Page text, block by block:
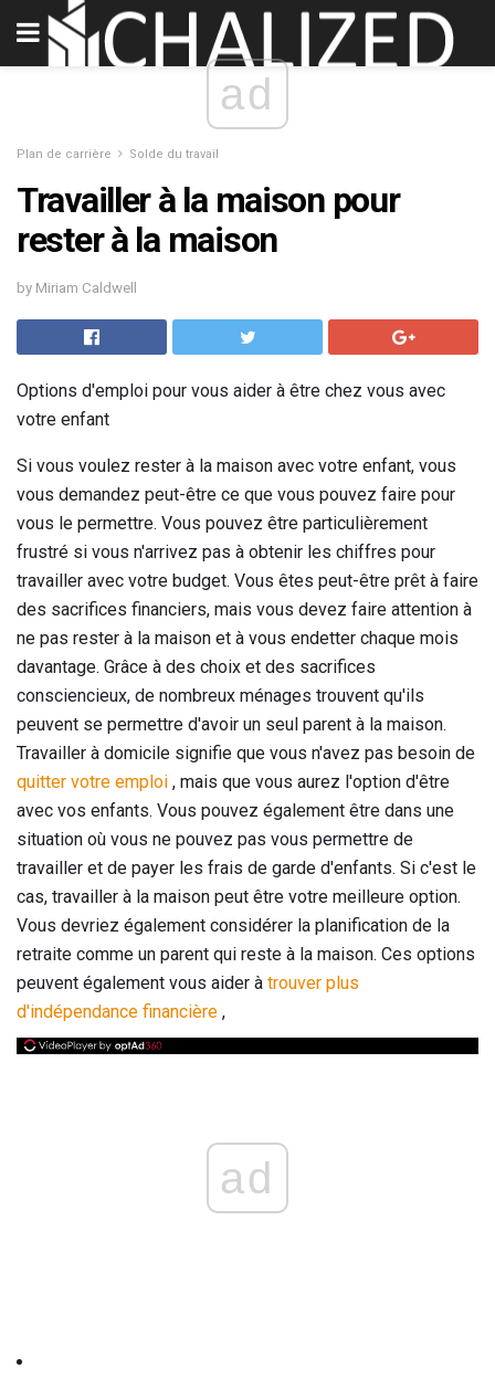
ad
Plan de carrière Solde du travail
Travailler à la maison pour
rester à la maison
by Miriam Caldwell
Options d'emploi pour vous aider à être chez vous avec
votre enfant
Si vous voulez rester à la maison avec votre enfant, vous
vous demandez peut-être ce que vous pouvez faire pour
vous le permettre. Vous pouvez être particulièrement
frustré si vous n'arrivez pas à obtenir les chiffres pour
travailler avec votre budget. Vous êtes peut-être prêt à faire
des sacrifices financiers, mais vous devez faire attention à
ne pas rester à la maison et à vous endetter chaque mois
davantage. Grâce à des choix et des sacrifices
consciencieux, de nombreux ménages trouvent qu'ils
peuvent se permettre d'avoir un seul parent à la maison.
Travailler à domicile signifie que vous n'avez pas besoin de
quitter votre emploi , mais que vous aurez l'option d'être
avec vos enfants. Vous pouvez également être dans une
situation où vous ne pouvez pas vous permettre de
travailler et de payer les frais de garde d'enfants. Si c'est le
cas, travailler à la maison peut être votre meilleure option.
Vous devriez également considérer la planification de la
retraite comme un parent qui reste à la maison. Ces options
peuvent également vous aider à trouver plus
d'indépendance financière ,
ad